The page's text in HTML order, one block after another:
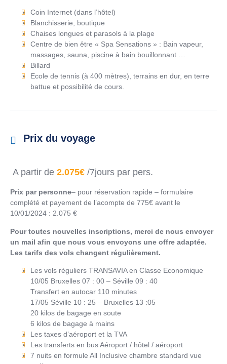
Coin Internet (dans l’hôtel)
Blanchisserie, boutique
Chaises longues et parasols à la plage
Centre de bien être « Spa Sensations » : Bain vapeur,
massages, sauna, piscine à bain bouillonnant …
Billard
Ecole de tennis (à 400 mètres), terrains en dur, en terre
battue et possibilité de cours.
Prix du voyage
A partir de 2.075€ /7jours par pers.
Prix par personne– pour réservation rapide – formulaire
complété et payement de l’acompte de 775€ avant le
10/01/2024 : 2.075 €
Pour toutes nouvelles inscriptions, merci de nous envoyer
un mail afin que nous vous envoyons une offre adaptée.
Les tarifs des vols changent régulièrement.
Les vols réguliers TRANSAVIA en Classe Economique
10/05 Bruxelles 07 : 00 – Séville 09 : 40
Transfert en autocar 110 minutes
17/05 Séville 10 : 25 – Bruxelles 13 :05
20 kilos de bagage en soute
6 kilos de bagage à mains
Les taxes d’aéroport et la TVA
Les transferts en bus Aéroport / hôtel / aéroport
7 nuits en formule All Inclusive chambre standard vue